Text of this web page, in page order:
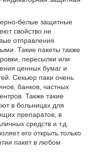
белые защитные
свойство не
отправления
Такие пакеты также
пересылки или
ценных бумаг и
Секьюр паки очень
банков, частных
Также такие
в больницах для
препаратов, в
средств и т.д.
его открыть только
пакет в любом